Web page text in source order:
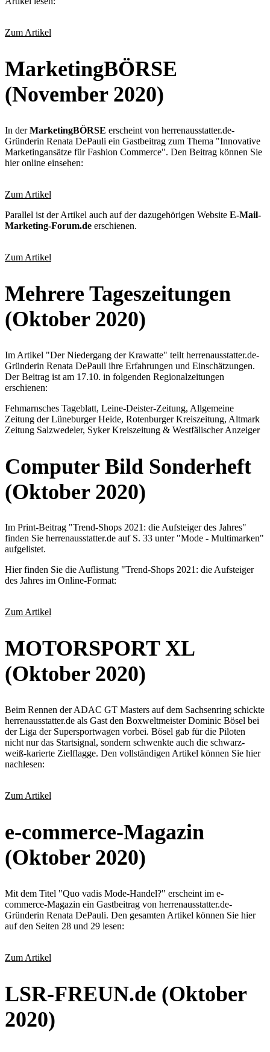
Zum Artikel
MarketingBÖRSE
(November 2020)
In derMarketingBÖRSE erscheint von herrenausstatter.de-
Gründerin Renata DePauli ein Gastbeitrag zum Thema "Innovative
Marketingansätze für Fashion Commerce". Den Beitrag können Sie
hier online einsehen:
Zum Artikel
Parallel ist der Artikel auch auf der dazugehörigen Website E-Mail-
Marketing-Forum.de erschienen.
Zum Artikel
Mehrere Tageszeitungen
(Oktober 2020)
Im Artikel "Der Niedergang der Krawatte" teilt herrenausstatter.de-
Gründerin Renata DePauli ihre Erfahrungen und Einschätzungen.
Der Beitrag ist am 17.10. in folgenden Regionalzeitungen
erschienen:
Fehmarnsches Tageblatt, Leine-Deister-Zeitung, Allgemeine
Zeitung der Lüneburger Heide, Rotenburger Kreiszeitung, Altmark
Zeitung Salzwedeler, Syker Kreiszeitung & Westfälischer Anzeiger
Computer Bild Sonderheft
(Oktober 2020)
Im Print-Beitrag "Trend-Shops 2021: die Aufsteiger des Jahres"
finden Sie herrenausstatter.de auf S. 33 unter "Mode - Multimarken"
aufgelistet.
Hier finden Sie die Auflistung "Trend-Shops 2021: die Aufsteiger
des Jahres im Online-Format:
Zum Artikel
MOTORSPORT XL
(Oktober 2020)
Beim Rennen der ADAC GT Masters auf dem Sachsenring schickte
herrenausstatter.de als Gast den Boxweltmeister Dominic Bösel bei
der Liga der Supersportwagen vorbei. Bösel gab für die Piloten
nicht nur das Startsignal, sondern schwenkte auch die schwarz-
weiß-karierte Zielflagge. Den vollständigen Artikel können Sie hier
nachlesen:
Zum Artikel
e-commerce-Magazin
(Oktober 2020)
Mit dem Titel "Quo vadis Mode-Handel?" erscheint im e-
commerce-Magazin ein Gastbeitrag von herrenausstatter.de-
Gründerin Renata DePauli. Den gesamten Artikel können Sie hier
auf den Seiten 28 und 29 lesen:
Zum Artikel
LSR-FREUN.de (Oktober
2020)